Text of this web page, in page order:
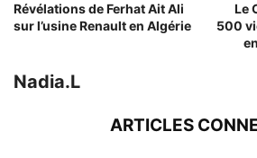
Révélations de Ferhat Ait Ali
sur l’usine Renault en Algérie
Le
500
Nadia.L
ARTICLES